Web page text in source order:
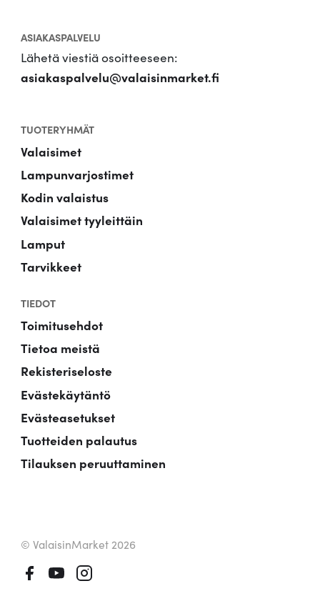
ASIAKASPALVELU
Lähetä viestiä osoitteeseen:
asiakaspalvelu@valaisinmarket.fi
TUOTERYHMÄT
Valaisimet
Lampunvarjostimet
Kodin valaistus
Valaisimet tyyleittäin
Lamput
Tarvikkeet
TIEDOT
Toimitusehdot
Tietoa meistä
Rekisteriseloste
Evästekäytäntö
Evästeasetukset
Tuotteiden palautus
Tilauksen peruuttaminen
© ValaisinMarket 2026
FacebookYoutubeInstagram